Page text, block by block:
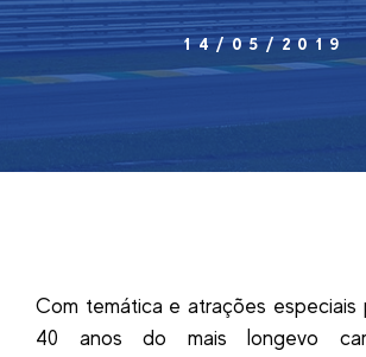
14/05/2019
Com temática e atrações especiais
40 anos do mais longevo